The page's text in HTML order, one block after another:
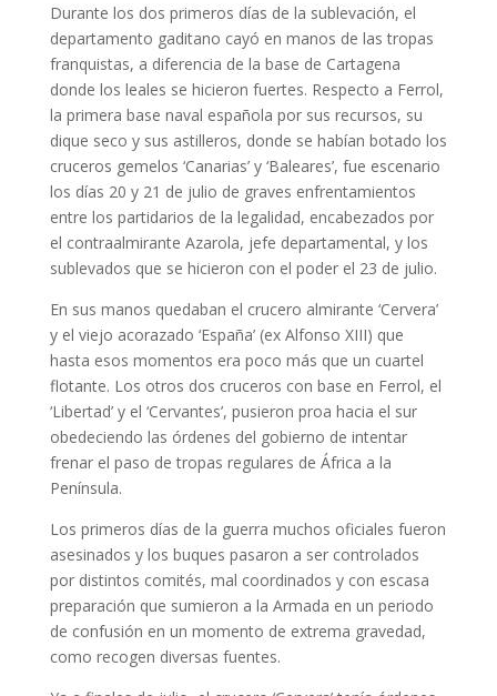
Durante los dos primeros días de la sublevación, el
departamento gaditano cayó en manos de las tropas
franquistas, a diferencia de la base de Cartagena
donde los leales se hicieron fuertes. Respecto a Ferrol,
la primera base naval española por sus recursos, su
dique seco y sus astilleros, donde se habían botado los
cruceros gemelos ‘Canarias’ y ‘Baleares’, fue escenario
los días 20 y 21 de julio de graves enfrentamientos
entre los partidarios de la legalidad, encabezados por
el contraalmirante Azarola, jefe departamental, y los
sublevados que se hicieron con el poder el 23 de julio.
En sus manos quedaban el crucero almirante ‘Cervera’
y el viejo acorazado ‘España’ (ex Alfonso XIII) que
hasta esos momentos era poco más que un cuartel
flotante. Los otros dos cruceros con base en Ferrol, el
‘Libertad’ y el ‘Cervantes’, pusieron proa hacia el sur
obedeciendo las órdenes del gobierno de intentar
frenar el paso de tropas regulares de África a la
Península.
Los primeros días de la guerra muchos oficiales fueron
asesinados y los buques pasaron a ser controlados
por distintos comités, mal coordinados y con escasa
preparación que sumieron a la Armada en un periodo
de confusión en un momento de extrema gravedad,
como recogen diversas fuentes.